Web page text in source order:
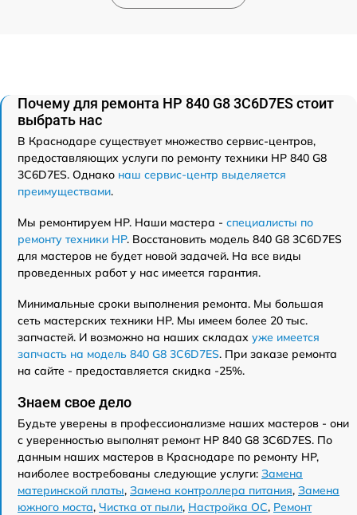
Почему для ремонта HP 840 G8 3C6D7ES стоит
выбрать нас
В Краснодаре существует множество сервис-центров,
предоставляющих услуги по ремонту техники HP 840 G8
3C6D7ES. Однако наш сервис-центр выделяется
преимуществами.
Мы ремонтируем HP. Наши мастера - специалисты по
ремонту техники HP. Восстановить модель 840 G8 3C6D7ES
для мастеров не будет новой задачей. На все виды
проведенных работ у нас имеется гарантия.
Минимальные сроки выполнения ремонта. Мы большая
сеть мастерских техники HP. Мы имеем более 20 тыс.
запчастей. И возможно на наших складах уже имеется
запчасть на модель 840 G8 3C6D7ES. При заказе ремонта
на сайте - предоставляется скидка -25%.
Знаем свое дело
Будьте уверены в профессионализме наших мастеров - они
с уверенностью выполнят ремонт HP 840 G8 3C6D7ES. По
данным наших мастеров в Краснодаре по ремонту HP,
наиболее востребованы следующие услуги: Замена
материнской платы, Замена контроллера питания, Замена
южного моста, Чистка от пыли, Настройка ОС, Ремонт